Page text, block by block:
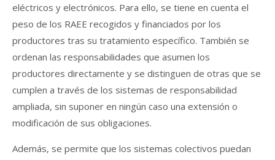
eléctricos y electrónicos. Para ello, se tiene en cuenta el
peso de los RAEE recogidos y financiados por los
productores tras su tratamiento específico. También se
ordenan las responsabilidades que asumen los
productores directamente y se distinguen de otras que se
cumplen a través de los sistemas de responsabilidad
ampliada, sin suponer en ningún caso una extensión o
modificación de sus obligaciones.
Además, se permite que los sistemas colectivos puedan